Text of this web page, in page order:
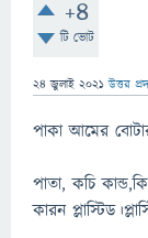
+4
টি ভোট
24 জুলাই 2021 উত্তর
পাকা আমের
পাতা, কচি
কারন